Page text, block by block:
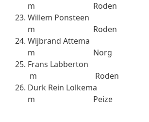
m Roden
Willem Ponsteen
m Roden
Wijbrand Attema
m Norg
Frans Labberton
m Roden
Durk Rein Lolkema
m Peize